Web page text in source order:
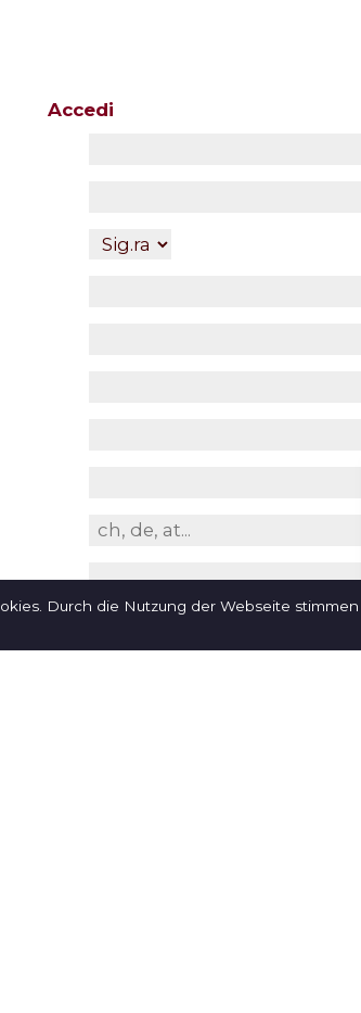
Accedi
Durch die Nutzung der Webseite